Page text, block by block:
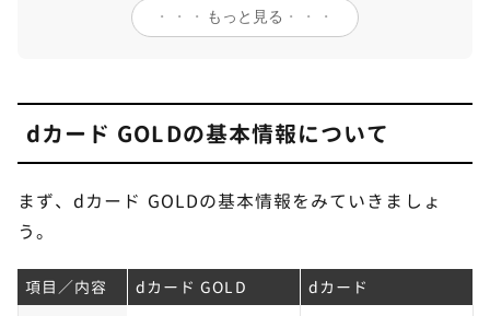
dカード固定費支払特典で最大2,400ポイント
ドコモポイ活MAX・ドコモポイ活20でさらにお得に
dカード GOLDとドコモ光のペア回線が別
・・・ もっと見る ・・・
dカード GOLDの基本情報について
まず、dカード GOLDの基本情報をみていきましょ
う。
項目／内容 dカード GOLD
dカード